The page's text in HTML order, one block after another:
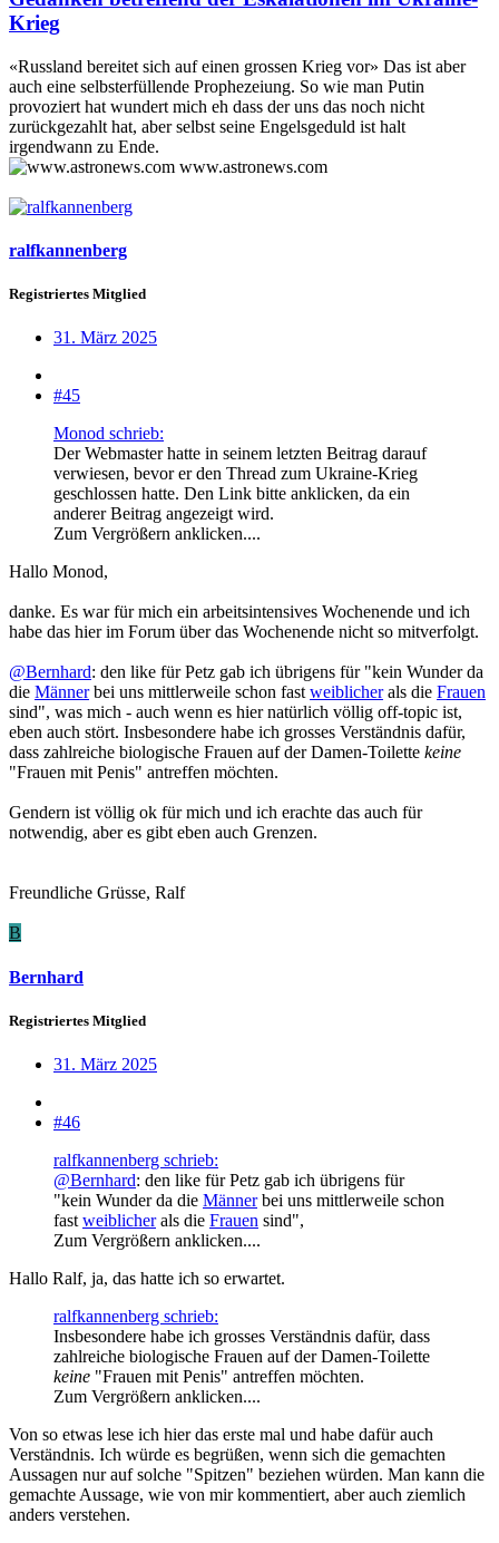
Krieg
«Russland bereitet sich auf einen grossen Krieg vor» Das ist aber
auch eine selbsterfüllende Prophezeiung. So wie man Putin
provoziert hat wundert mich eh dass der uns das noch nicht
zurückgezahlt hat, aber selbst seine Engelsgeduld ist halt
irgendwann zu Ende.
www.astronews.com
ralfkannenberg
Registriertes Mitglied
31. März 2025
#45
Monod schrieb:
Der Webmaster hatte in seinem letzten Beitrag darauf
verwiesen, bevor er den Thread zum Ukraine-Krieg
geschlossen hatte. Den Link bitte anklicken, da ein
anderer Beitrag angezeigt wird.
Zum Vergrößern anklicken....
Hallo Monod,
danke. Es war für mich ein arbeitsintensives Wochenende und ich
habe das hier im Forum über das Wochenende nicht so mitverfolgt.
@Bernhard: den like für Petz gab ich übrigens für "kein Wunder da
die Männerbei uns mittlerweile schon fast weiblicherals die Frauen
sind", was mich - auch wenn es hier natürlich völlig off-topic ist,
eben auch stört. Insbesondere habe ich grosses Verständnis dafür,
dass zahlreiche biologische Frauen auf der Damen-Toilette keine
"Frauen mit Penis" antreffen möchten.
Gendern ist völlig ok für mich und ich erachte das auch für
notwendig, aber es gibt eben auch Grenzen.
Freundliche Grüsse, Ralf
B
Bernhard
Registriertes Mitglied
31. März 2025
#46
ralfkannenberg schrieb:
@Bernhard: den like für Petz gab ich übrigens für
"kein Wunder da die Männerbei uns mittlerweile schon
fast weiblicherals die Frauen sind",
Zum Vergrößern anklicken....
Hallo Ralf, ja, das hatte ich so erwartet.
ralfkannenberg schrieb:
Insbesondere habe ich grosses Verständnis dafür, dass
zahlreiche biologische Frauen auf der Damen-Toilette
keine "Frauen mit Penis" antreffen möchten.
Zum Vergrößern anklicken....
Von so etwas lese ich hier das erste mal und habe dafür auch
Verständnis. Ich würde es begrüßen, wenn sich die gemachten
Aussagen nur auf solche "Spitzen" beziehen würden. Man kann die
gemachte Aussage, wie von mir kommentiert, aber auch ziemlich
anders verstehen.